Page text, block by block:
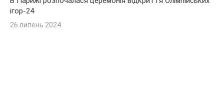
ігор-24
26 липень 2024